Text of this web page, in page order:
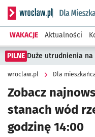
Serwis informacyjny
WAKACJE Aktualności
PILNE Duże utrudnienia
wroclaw.pl Dla
Zobacz
stanach wód
godzinę 14:00